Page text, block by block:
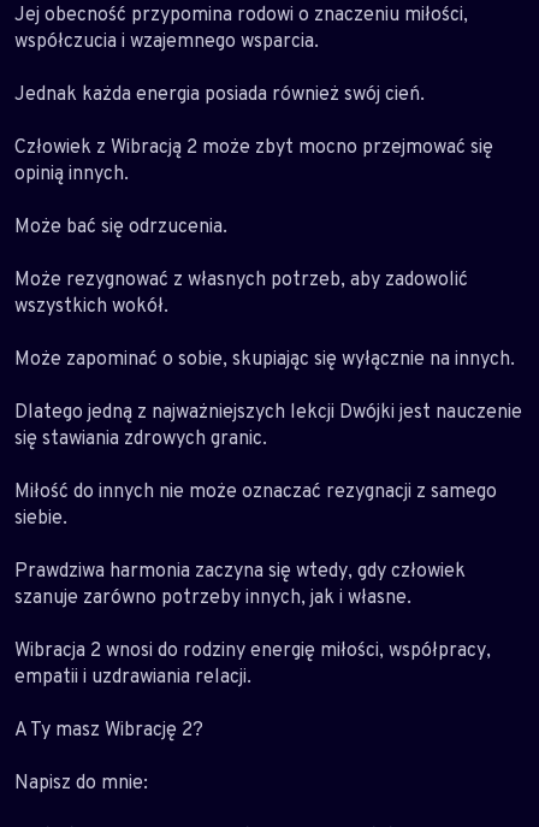
Jej obecność przypomina rodowi o znaczeniu miłości,
współczucia i wzajemnego wsparcia.
Jednak każda energia posiada również swój cień.
Człowiek z Wibracją 2 może zbyt mocno przejmować się
opinią innych.
Może bać się odrzucenia.
Może rezygnować z własnych potrzeb, aby zadowolić
wszystkich wokół.
Może zapominać o sobie, skupiając się wyłącznie na innych.
Dlatego jedną z najważniejszych lekcji Dwójki jest nauczenie
się stawiania zdrowych granic.
Miłość do innych nie może oznaczać rezygnacji z samego
siebie.
Prawdziwa harmonia zaczyna się wtedy, gdy człowiek
szanuje zarówno potrzeby innych, jak i własne.
Wibracja 2 wnosi do rodziny energię miłości, współpracy,
empatii i uzdrawiania relacji.
A Ty masz Wibrację 2?
Napisz do mnie: